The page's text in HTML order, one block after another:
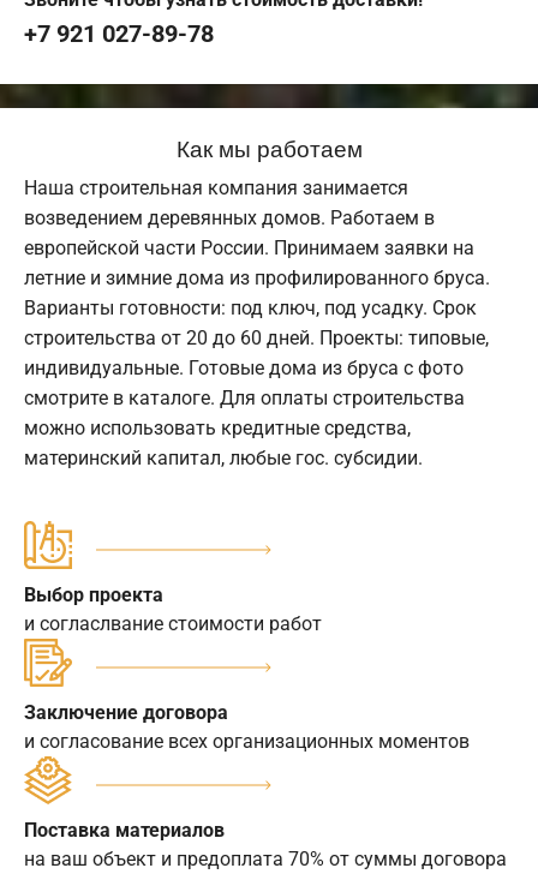
+7 921 027-89-78
Как мы работаем
Наша строительная компания занимается
возведением деревянных домов. Работаем в
европейской части России. Принимаем заявки на
летние и зимние дома из профилированного бруса.
Варианты готовности: под ключ, под усадку. Срок
строительства от 20 до 60 дней. Проекты: типовые,
индивидуальные. Готовые дома из бруса с фото
смотрите в каталоге. Для оплаты строительства
можно использовать кредитные средства,
материнский капитал, любые гос. субсидии.
Выбор проекта
и согласлвание стоимости работ
Заключение договора
и согласование всех организационных моментов
Поставка материалов
на ваш объект и предоплата 70% от суммы договора